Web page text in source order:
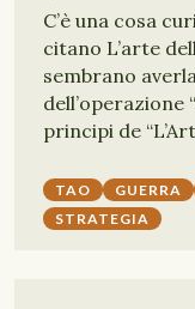
C’è una cosa
citano L’arte
sembrano
dell’operazione
principi de
TAO GUERRA
STRATEGIA